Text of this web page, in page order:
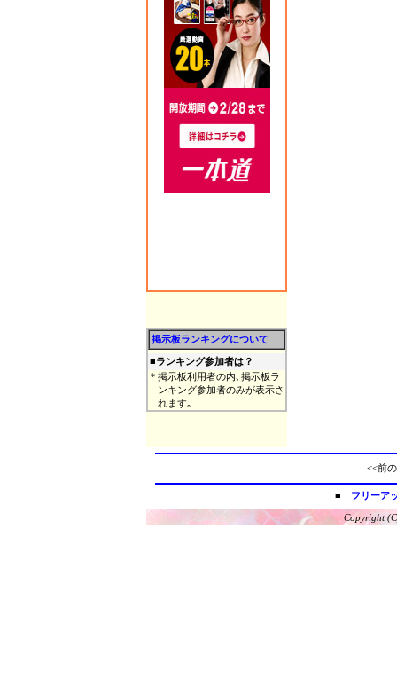
掲示板ランキングについて
■ランキング参加者は？
＊ 掲示板利用者の内､掲示板ラ
ンキング参加者のみが表示さ
れます｡
<<前
■ フリーア
Copyright